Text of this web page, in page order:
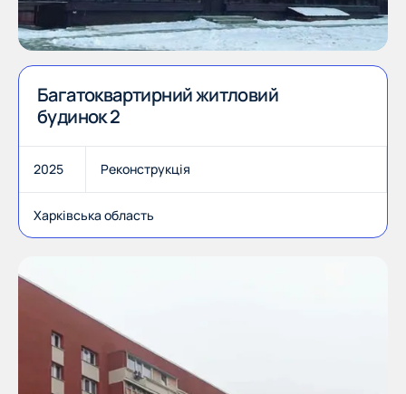
Багатоквартирний житловий
будинок 2
2025 Реконструкція
Харківська область